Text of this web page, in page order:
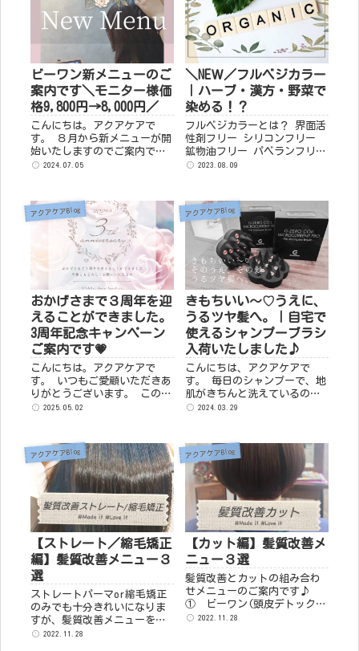
ビーワン新メニューのご
案内です＼モニター様価
格9,800円→8,000円／
こんにちは。アクアケアで
す。 ８月から新メニューが開
始いたしますのでご案内です
♬ ビーワンから登場しまし
術となります。 〖施術の流
れ〗 ・...
2024.07.05
＼NEＷ／フルベジカラー
｜ハーブ・漢方・野菜で
染める！？
フルベジカラーとは？ 界面活
性剤フリー シリコンフリー
鉱物油フリー パベランフリー
アルコールフリー 香料フリー
漢...
2023.08.09
アクアケアBlog
おかげさまで３周年を迎
えることができました。
3周年記念キャンペーン
ご案内です💗
こんにちは。アクアケアで
す。 いつもご愛顧いただきあ
りがとうございます。 この度
2025年5月1日でアクアケアは
つも支えていただいている皆
様のおかげです。心か...
2025.05.02
アクアケアBlog
きもちいい～♡うえに、
うるツヤ髪へ。｜自宅で
使えるシャンプーブラシ
入荷いたしました♪
こんにちは、アクアケアで
す。 毎日のシャンプーで、地
肌がきちんと洗えているのか
不安になったり、気になった
も、手が疲れたり面倒くさく
なってしまったり。 そこでで
すね！！最...
2024.03.29
アクアケアBlog
【ストレート／縮毛矯正
編】髪質改善メニュー３
選
ストレートパーマor縮毛矯正
のみでも十分きれいになりま
すが、髪質改善メニューを取
り入れていただくと効果が長
2022.11.28
アクアケアBlog
【カット編】髪質改善メ
ニュー３選
髪質改善とカットの組み合わ
せメニューのご案内です♪
① ビーワン(頭皮デトックス
＋水分補給)＋カット ｜
2022.11.28